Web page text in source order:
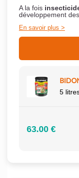
A la fois
développement
En savoir plus
5
63.00 €